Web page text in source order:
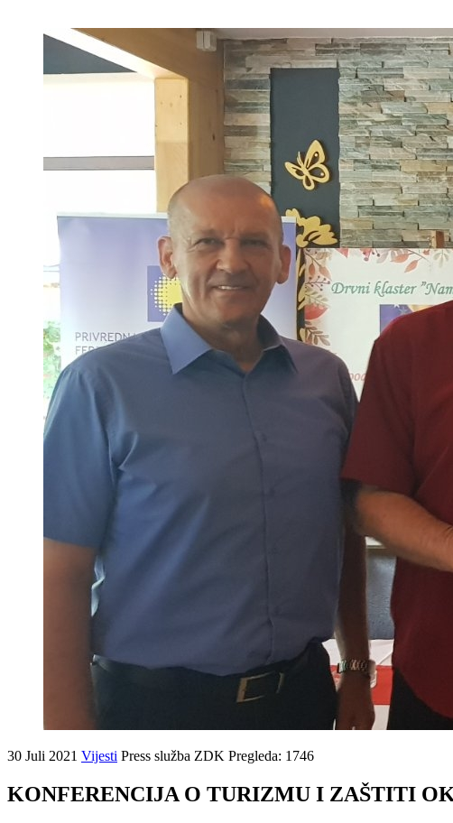
30 Juli 2021 Vijesti Press služba ZDK Pregleda: 1746
KONFERENCIJA O TURIZMU I ZAŠTITI